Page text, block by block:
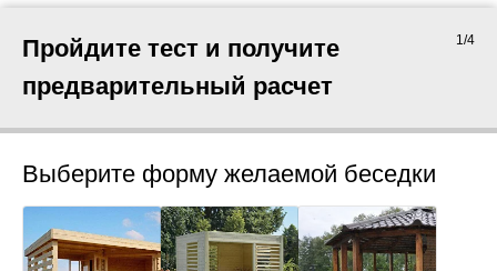
Пройдите тест и получите
предварительный расчет
1/4
Выберите форму желаемой беседки